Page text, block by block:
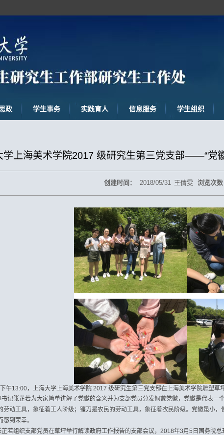
政 学生事务 实践育人 信息服务 学生组织
学上海美术学院2017 级研究生第三党支部——“党
创建时间： 2018/05/31 王倩雯 浏览次数
午13:00，上海大学上海美术学院 2017 级研究生第三党支部在上海美术学院雕塑草
记张芷若为大家简单讲解了党徽的含义并为支部党员分发佩戴党徽，党徽是代表
劳动工具，象征着工人阶级；镰刀是农民的劳动工具，象征着农民阶级。党徽虽小
到荣幸。
若组织支部党员在草坪举行解读政府工作报告的支部会议， 2018年3月 5 日国务院